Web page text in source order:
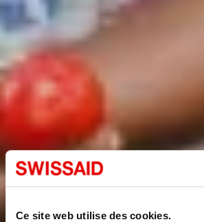
Ce site web utilise des cookies.